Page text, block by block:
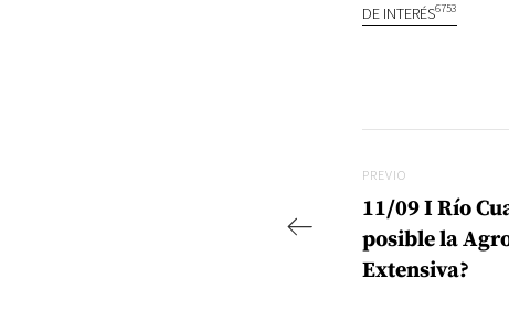
DE INTERÉS6753
Previo
PREVIO
11/09 I Río
posible la
Extensiva?